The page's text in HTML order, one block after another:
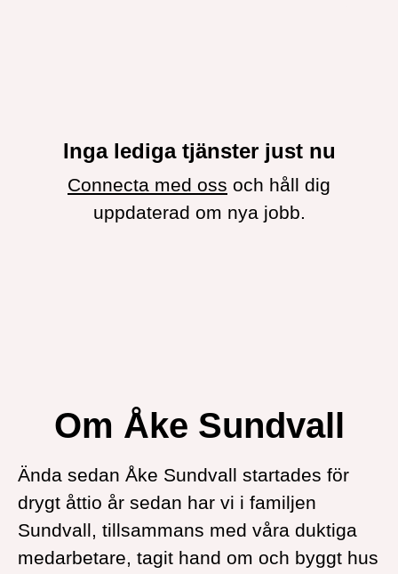
Inga lediga tjänster just nu
Connecta med oss och håll dig
uppdaterad om nya jobb.
Om Åke Sundvall
Ända sedan Åke Sundvall startades för
drygt åttio år sedan har vi i familjen
Sundvall, tillsammans med våra duktiga
medarbetare, tagit hand om och byggt hus